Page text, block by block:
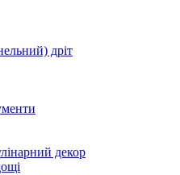
дріт
декор